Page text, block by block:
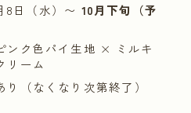
8日（水）〜 10月下旬（予
ンク色パイ生地 × ミルキ
リーム
（なくなり次第終了）